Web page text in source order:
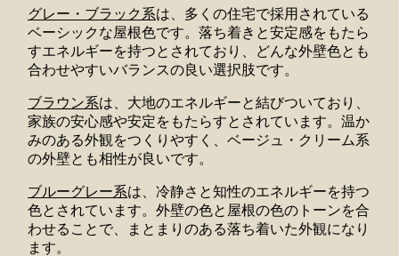
グレー・ブラック系は、多くの住宅で採用されている
ベーシックな屋根色です。落ち着きと安定感をもたら
すエネルギーを持つとされており、どんな外壁色とも
合わせやすいバランスの良い選択肢です。
ブラウン系は、大地のエネルギーと結びついており、
家族の安心感や安定をもたらすとされています。温か
みのある外観をつくりやすく、ベージュ・クリーム系
の外壁とも相性が良いです。
ブルーグレー系は、冷静さと知性のエネルギーを持つ
色とされています。外壁の色と屋根の色のトーンを合
わせることで、まとまりのある落ち着いた外観になり
ます。